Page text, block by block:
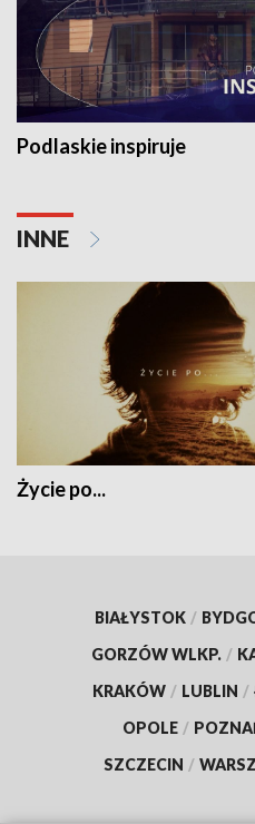
Podlaskie inspiruje
INNE
Życie po...
BIAŁYSTOK /
GORZÓW WLKP. /
KRAKÓW / LUBLIN /
OPOLE /
SZCZECIN /